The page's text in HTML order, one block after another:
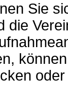
Sie
die
unterschrieben